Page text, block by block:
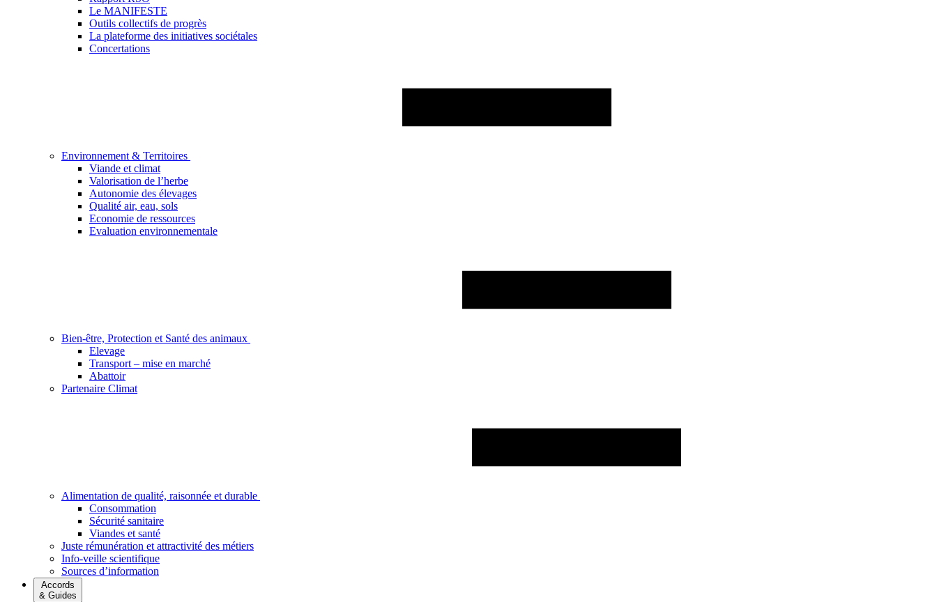
Le MANIFESTE
Outils collectifs de progrès
La plateforme des initiatives sociétales
Concertations
Environnement & Territoires
Viande et climat
Valorisation de l’herbe
Autonomie des élevages
Qualité air, eau, sols
Economie de ressources
Evaluation environnementale
Bien-être, Protection et Santé des animaux
Elevage
Transport – mise en marché
Abattoir
Partenaire Climat
Alimentation de qualité, raisonnée et durable
Consommation
Sécurité sanitaire
Viandes et santé
Juste rémunération et attractivité des métiers
Info-veille scientifique
Sources d’information
Accords
& Guides